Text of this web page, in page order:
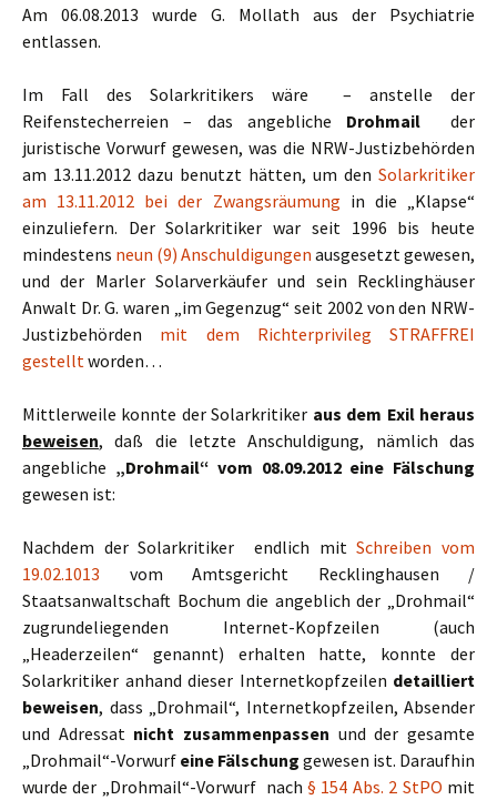
Am 06.08.2013 wurde G. Mollath aus der Psychiatrie
entlassen.
Im Fall des Solarkritikers wäre – anstelle der
Reifenstecherreien – das angebliche Drohmail der
juristische Vorwurf gewesen, was die NRW-Justizbehörden
am 13.11.2012 dazu benutzt hätten, um den Solarkritiker
am 13.11.2012 bei der Zwangsräumung in die „Klapse“
einzuliefern. Der Solarkritiker war seit 1996 bis heute
mindestens neun (9) Anschuldigungen ausgesetzt gewesen,
und der Marler Solarverkäufer und sein Recklinghäuser
Anwalt Dr. G. waren „im Gegenzug“ seit 2002 von den NRW-
Justizbehörden mit dem Richterprivileg STRAFFREI
gestellt worden…
Mittlerweile konnte der Solarkritiker aus dem Exil heraus
beweisen, daß die letzte Anschuldigung, nämlich das
angebliche „Drohmail“ vom 08.09.2012 eine Fälschung
gewesen ist:
Nachdem der Solarkritiker endlich mitSchreiben vom
19.02.1013 vom Amtsgericht Recklinghausen /
Staatsanwaltschaft Bochum die angeblich der „Drohmail“
zugrundeliegenden Internet-Kopfzeilen (auch
„Headerzeilen“ genannt) erhalten hatte, konnte der
Solarkritiker anhand dieser Internetkopfzeilen detailliert
beweisen, dass „Drohmail“, Internetkopfzeilen, Absender
und Adressat nicht zusammenpassen und der gesamte
„Drohmail“-Vorwurf eine Fälschung gewesen ist. Daraufhin
wurde der „Drohmail“-Vorwurf nach § 154 Abs. 2 StPO mit